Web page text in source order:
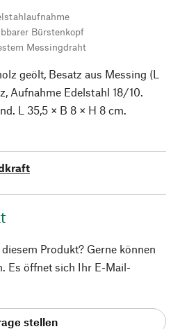
Bürstenkopf
Messingdraht
geölt, Besatz aus Messing (L
Aufnahme Edelstahl 18/10.
L 35,5 × B 8 × H 8 cm.
Produkt? Gerne können
Es öffnet sich Ihr E-Mail-
stellen